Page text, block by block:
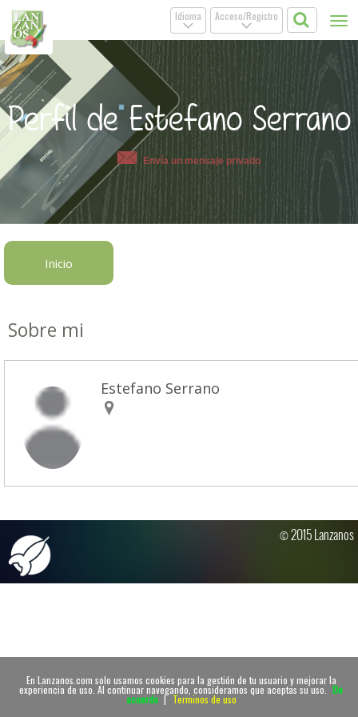
En Lanzanos.com solo usamos cookies para la gestión de tu usuario y mejorar la
experiencia de uso. Al continuar navegando, consideramos que aceptas su uso. De
acuerdo | Terminos de uso
Acceso/Registro
.
Idioma
.
Perfil de Estefano Serrano
Envía un mensaje privado
Inicio
Sobre mi
Estefano Serrano
© 2015 Lanzanos